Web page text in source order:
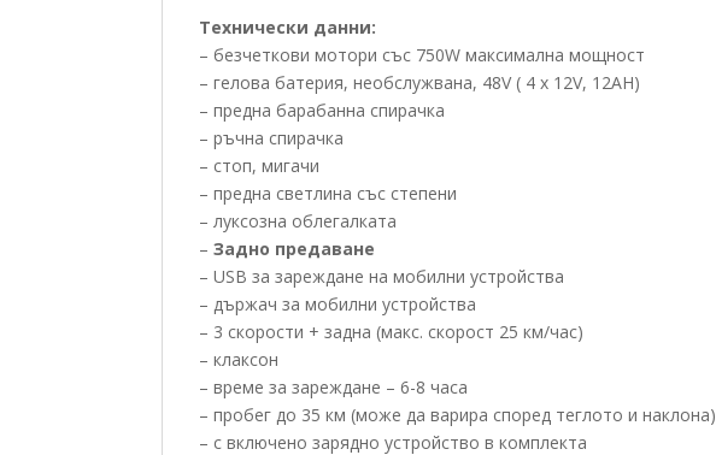
Технически данни:
– безчеткови мотори със 750W максимална мощност
– гелова батерия, необслужвана, 48V ( 4 x 12V, 12AH)
– предна барабанна спирачка
– ръчна спирачка
– стоп, мигачи
– предна светлина със степени
– луксозна облегалката
–Задно предаване
– USB за зареждане на мобилни устройства
– държач за мобилни устройства
– 3 скорости + задна (макс. скорост 25 км/час)
– клаксон
– време за зареждане – 6-8 часа
– пробег до 35 км (може да варира според теглото и наклона)
– с включено зарядно устройство в комплекта